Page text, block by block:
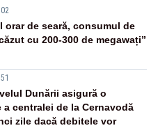
orar de seară, consumul de
cu 200-300 de megawați”
Dunării asigură o
centralei de la Cernavodă
zile dacă debitele vor